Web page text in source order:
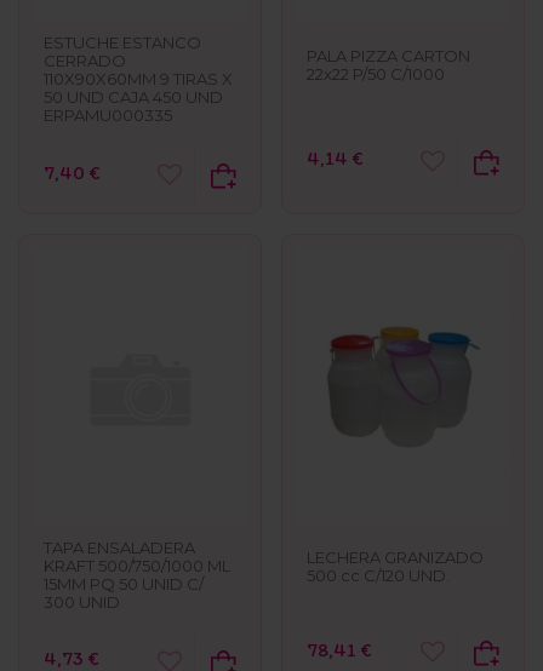
ESTUCHE ESTANCO
CERRADO
110X90X60MM 9 TIRAS X
50 UND CAJA 450 UND
ERPAMU000335
7,40 €
PALA PIZZA CARTON
22x22 P/50 C/1000
4,14 €
TAPA ENSALADERA
KRAFT 500/750/1000 ML
15MM PQ 50 UNID C/
300 UNID
4,73 €
LECHERA GRANIZADO
500 cc C/120 UND.
78,41 €